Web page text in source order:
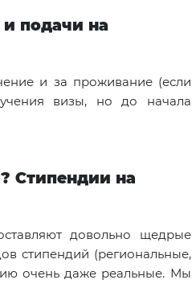
подачи на
и за проживание (если
визы, но до начала
Стипендии на
довольно щедрые
стипендий (региональные,
очень даже реальные. Мы